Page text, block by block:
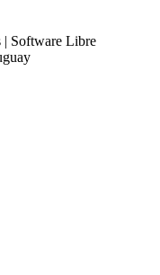
| Software Libre